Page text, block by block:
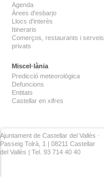
Agenda
Àrees d'esbarjo
Llocs d'interès
Itineraris
Comerços, restaurants i serveis
privats
Miscel·lània
Predicció meteorològica
Defuncions
Entitats
Castellar en xifres
Ajuntament de Castellar del Vallès ·
Passeig Tolrà, 1 | 08211 Castellar
del Vallès | Tel. 93 714 40 40